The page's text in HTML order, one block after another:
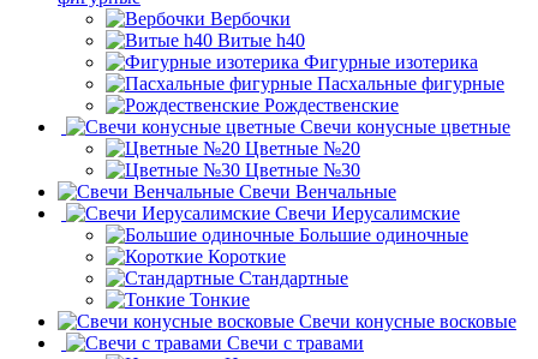
Вербочки
Витые h40
Фигурные изотерика
Пасхальные фигурные
Рождественские
Свечи конусные цветные
Цветные №20
Цветные №30
Свечи Венчальные
Свечи Иерусалимские
Большие одиночные
Короткие
Стандартные
Тонкие
Свечи конусные восковые
Свечи с травами